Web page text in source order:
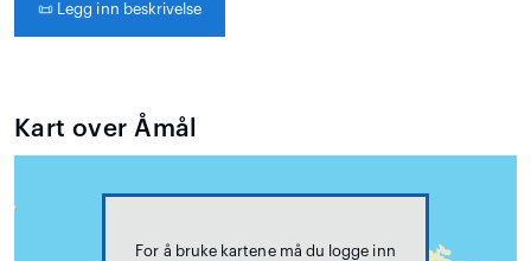
📜 Legg inn beskrivelse
Kart over Åmål
For å bruke kartene må du logge inn